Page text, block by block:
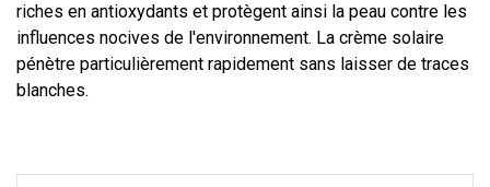
riches en antioxydants et protègent ainsi la peau contre les
influences nocives de l'environnement. La crème solaire
pénètre particulièrement rapidement sans laisser de traces
blanches.